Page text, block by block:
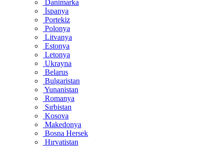
Danimarka
İspanya
Portekiz
Polonya
Litvanya
Estonya
Letonya
Ukrayna
Belarus
Bulgaristan
Yunanistan
Romanya
Sırbistan
Kosova
Makedonya
Bosna Hersek
Hırvatistan